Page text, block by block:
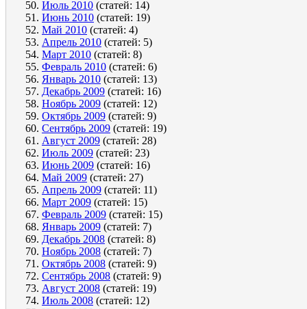
Июль 2010 (статей: 14)
Июнь 2010 (статей: 19)
Май 2010 (статей: 4)
Апрель 2010 (статей: 5)
Март 2010 (статей: 8)
Февраль 2010 (статей: 6)
Январь 2010 (статей: 13)
Декабрь 2009 (статей: 16)
Ноябрь 2009 (статей: 12)
Октябрь 2009 (статей: 9)
Сентябрь 2009 (статей: 19)
Август 2009 (статей: 28)
Июль 2009 (статей: 23)
Июнь 2009 (статей: 16)
Май 2009 (статей: 27)
Апрель 2009 (статей: 11)
Март 2009 (статей: 15)
Февраль 2009 (статей: 15)
Январь 2009 (статей: 7)
Декабрь 2008 (статей: 8)
Ноябрь 2008 (статей: 7)
Октябрь 2008 (статей: 9)
Сентябрь 2008 (статей: 9)
Август 2008 (статей: 19)
Июль 2008 (статей: 12)